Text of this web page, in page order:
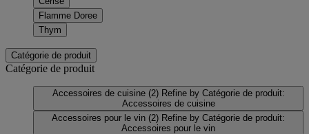
Flamme Doree
Thym
Catégorie de produit
Catégorie de produit
Accessoires de cuisine (2) Refine by Catégorie de produit:
Accessoires de cuisine
Accessoires pour le vin (2) Refine by Catégorie de produit:
Accessoires pour le vin